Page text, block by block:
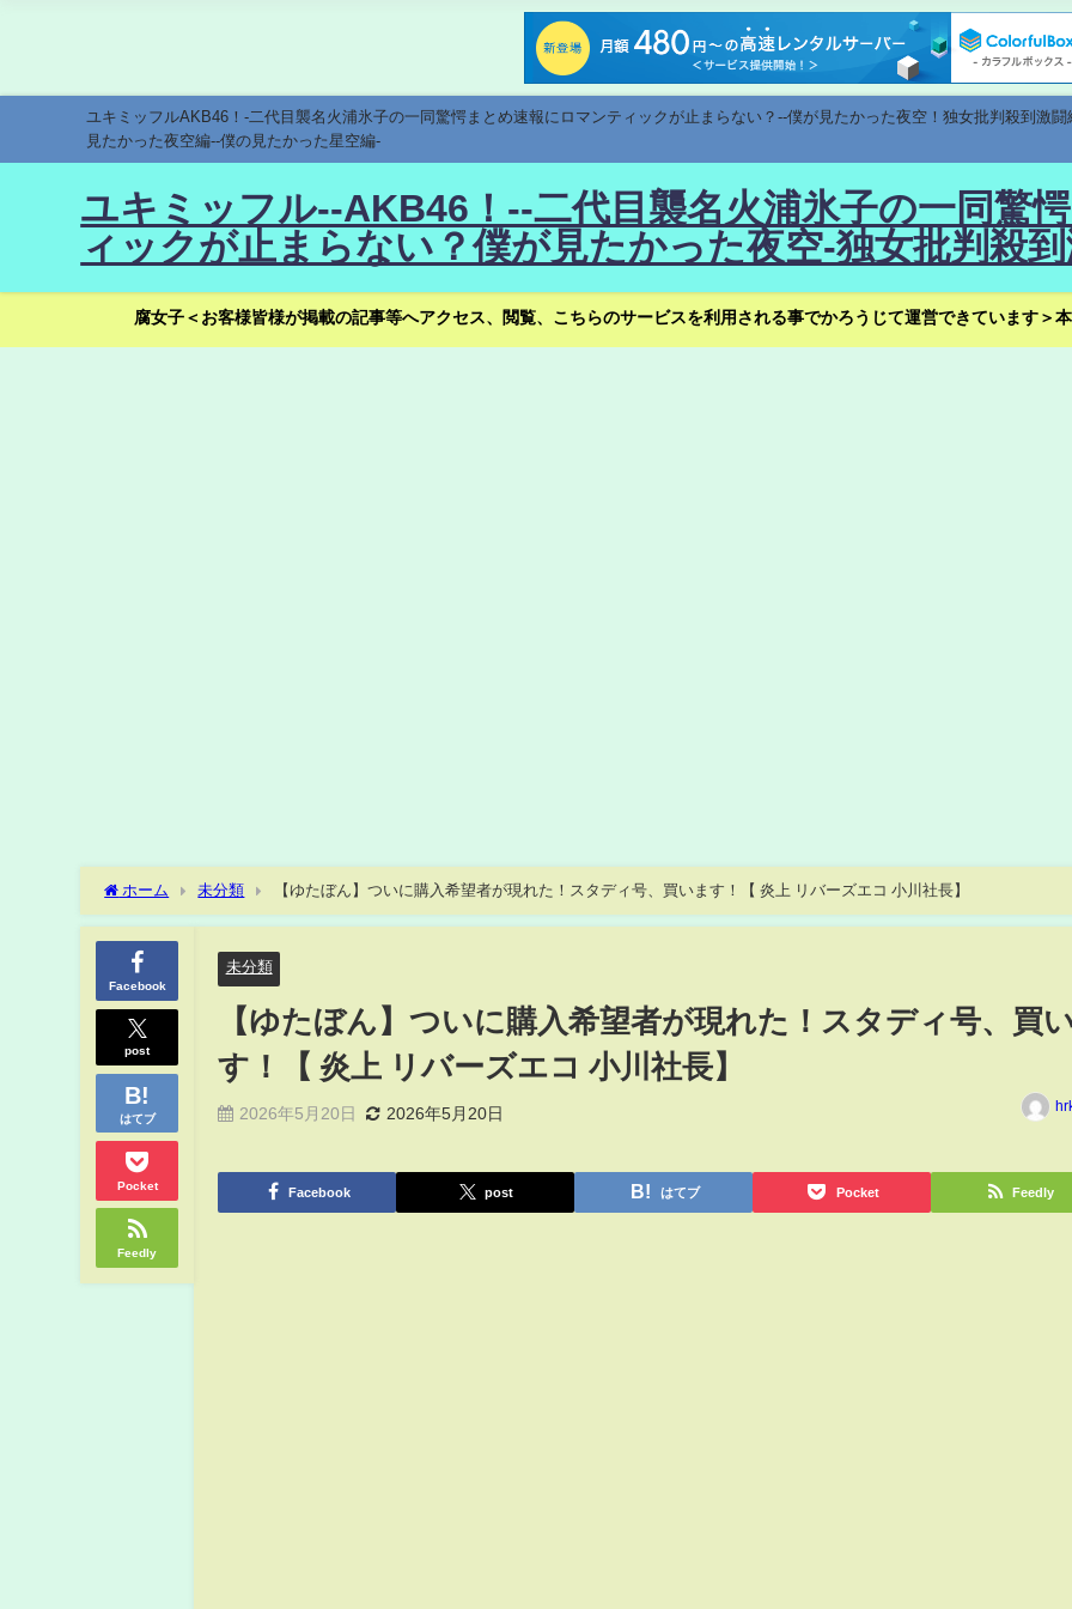
ユキミッフルAKB46！-二代目襲名火浦氷子の一同驚愕まとめ速報にロマンティックが止まらない？--僕が見たかった夜空！独女批判殺到激
見たかった夜空編--僕の見たかった星空編-
ユキミッフル--AKB46！--二代目襲名火浦氷子の一同驚
ィックが止まらない？僕が見たかった夜空-独女批判殺
腐女子＜お客様皆様が掲載の記事等へアクセス、閲覧、こちらのサービスを利用される事でかろうじて運営できています＞
ホーム 未分類 【ゆたぼん】ついに購入希望者が現れた！スタディ号、買います！【 炎上 リバーズエコ 小川社長】
Facebook
post
はてブ
Pocket
Feedly
未分類
【ゆたぼん】ついに購入希望者が現れた！スタディ号、買
す！【 炎上 リバーズエコ 小川社長】
2026年5月20日 2026年5月20日
Facebook post はてブ Pocket Feedly